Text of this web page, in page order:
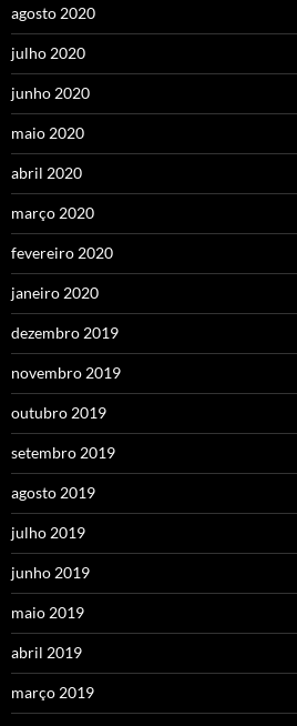
agosto 2020
julho 2020
junho 2020
maio 2020
abril 2020
março 2020
fevereiro 2020
janeiro 2020
dezembro 2019
novembro 2019
outubro 2019
setembro 2019
agosto 2019
julho 2019
junho 2019
maio 2019
abril 2019
março 2019